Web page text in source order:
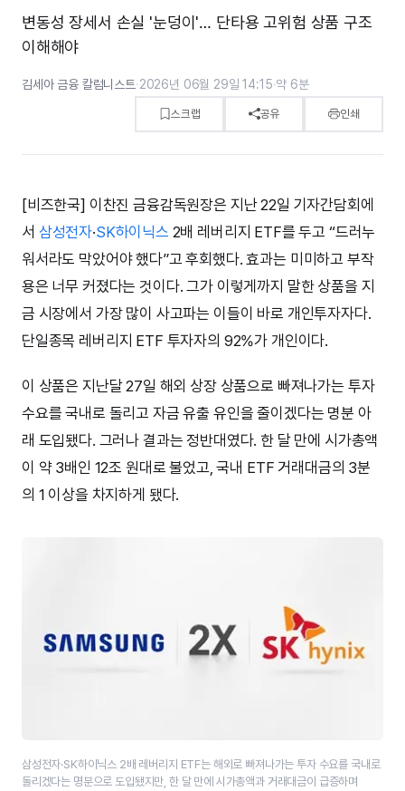
변동성 장세서 손실 '눈덩이'… 단타용 고위험 상품 구조
이해해야
김세아 금융 칼럼니스트·2026년 06월 29일 14:15·약 6분
스크랩 공유 인쇄
[비즈한국] 이찬진 금융감독원장은 지난 22일 기자간담회에
서 삼성전자·SK하이닉스 2배 레버리지 ETF를 두고 “드러누
워서라도 막았어야 했다”고 후회했다. 효과는 미미하고 부작
용은 너무 커졌다는 것이다. 그가 이렇게까지 말한 상품을 지
금 시장에서 가장 많이 사고파는 이들이 바로 개인투자자다.
단일종목 레버리지 ETF 투자자의 92%가 개인이다.
이 상품은 지난달 27일 해외 상장 상품으로 빠져나가는 투자
수요를 국내로 돌리고 자금 유출 유인을 줄이겠다는 명분 아
래 도입됐다. 그러나 결과는 정반대였다. 한 달 만에 시가총액
이 약 3배인 12조 원대로 불었고, 국내 ETF 거래대금의 3분
의 1 이상을 차지하게 됐다.
삼성전자·SK하이닉스 2배 레버리지 ETF는 해외로 빠져나가는 투자 수요를 국내로
돌리겠다는 명분으로 도입됐지만, 한 달 만에 시가총액과 거래대금이 급증하며